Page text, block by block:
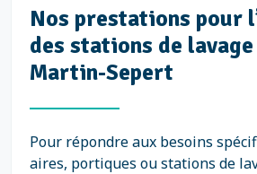
Nos prestations pour
des stations de
Martin-Sepert
Pour répondre aux besoins
aires, portiques ou stations de